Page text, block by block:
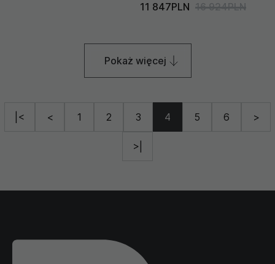
11 847PLN 16 924PLN
Pokaż więcej
|< < 1 2 3 4 5 6 >
>|